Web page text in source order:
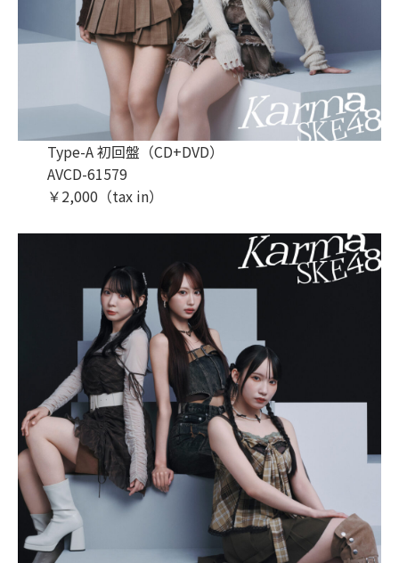
Type-A 初回盤（CD+DVD）
AVCD-61579
￥2,000（tax in）